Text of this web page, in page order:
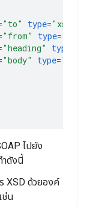
"to" type=
"from" type=
"heading" type
"body" type=
ไปยัง
ำดังนี้
XSD ด้วยองค์
เช่น